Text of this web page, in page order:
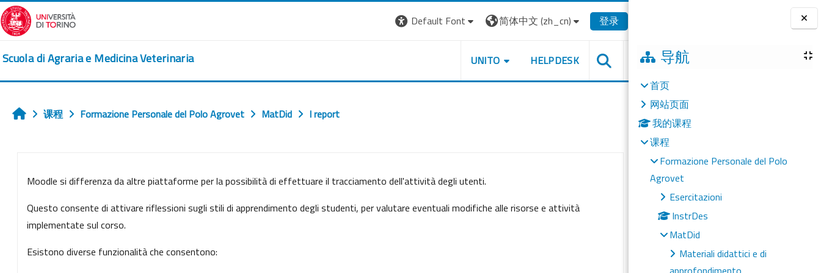
跳到主要内容
版块导航
首页
网站页面
我的课程
课程
Formazione Personale del Polo
Agrovet
Esercitazioni
InstrDes
MatDid
Materiali didattici e di
Default Font 简体中文 ‎(zh_cn)‎ 登录
Scuola di Agraria e Medicina Veterinaria UNITO HELPDESK
首页课程 Formazione Personale del Polo Agrovet MatDid I report
Moodle si differenza da altre piattaforme per la possibilità di effettuare il tracciamento dell'attività degli utenti.
Questo consente di attivare riflessioni sugli stili di apprendimento degli studenti, per valutare eventuali modifiche alle risorse e attività
implementate sul corso.
Esistono diverse funzionalità che consentono: